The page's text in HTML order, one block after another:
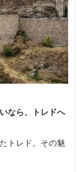
なら、トレドへ
トレド。その魅